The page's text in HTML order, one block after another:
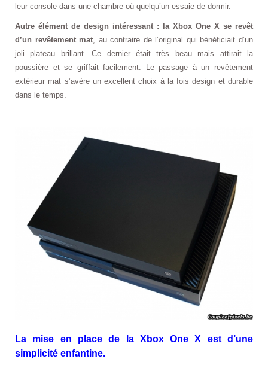
leur console dans une chambre où quelqu’un essaie de dormir.
Autre élément de design intéressant : la Xbox One X se revêt
d’un revêtement mat , au contraire de l’original qui bénéficiait d’un
joli plateau brillant. Ce dernier était très beau mais attirait la
poussière et se griffait facilement. Le passage à un revêtement
extérieur mat s’avère un excellent choix à la fois design et durable
dans le temps.
La mise en place de la Xbox One X est d’une
simplicité enfantine.